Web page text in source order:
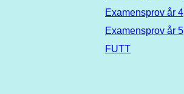
Examensprov år 4
Examensprov år 5
FUTT